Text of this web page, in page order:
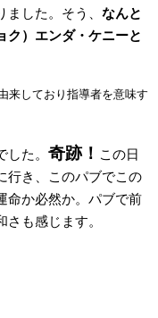
ました。そう、 なんと
ク）エンダ・ケニーと
来しており指導者を意味す
た。 奇跡！ この日
行き、このパブでこの
命か必然か。パブで前
も感じます。